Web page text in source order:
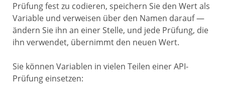
Prüfung fest zu codieren, speichern Sie den Wert als
Variable und verweisen über den Namen darauf —
ändern Sie ihn an einer Stelle, und jede Prüfung, die
ihn verwendet, übernimmt den neuen Wert.
Sie können Variablen in vielen Teilen einer API-
Prüfung einsetzen: